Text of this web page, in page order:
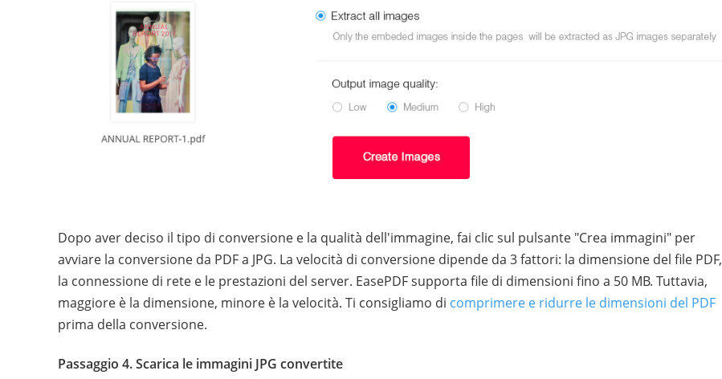
Dopo aver deciso il tipo di conversione e la qualità dell'immagine, fai clic sul pulsante "Crea immagini" per
avviare la conversione da PDF a JPG. La velocità di conversione dipende da 3 fattori: la dimensione del file PDF,
la connessione di rete e le prestazioni del server. EasePDF supporta file di dimensioni fino a 50 MB. Tuttavia,
maggiore è la dimensione, minore è la velocità. Ti consigliamo di comprimere e ridurre le dimensioni del PDF
prima della conversione.
Passaggio 4. Scarica le immagini JPG convertite